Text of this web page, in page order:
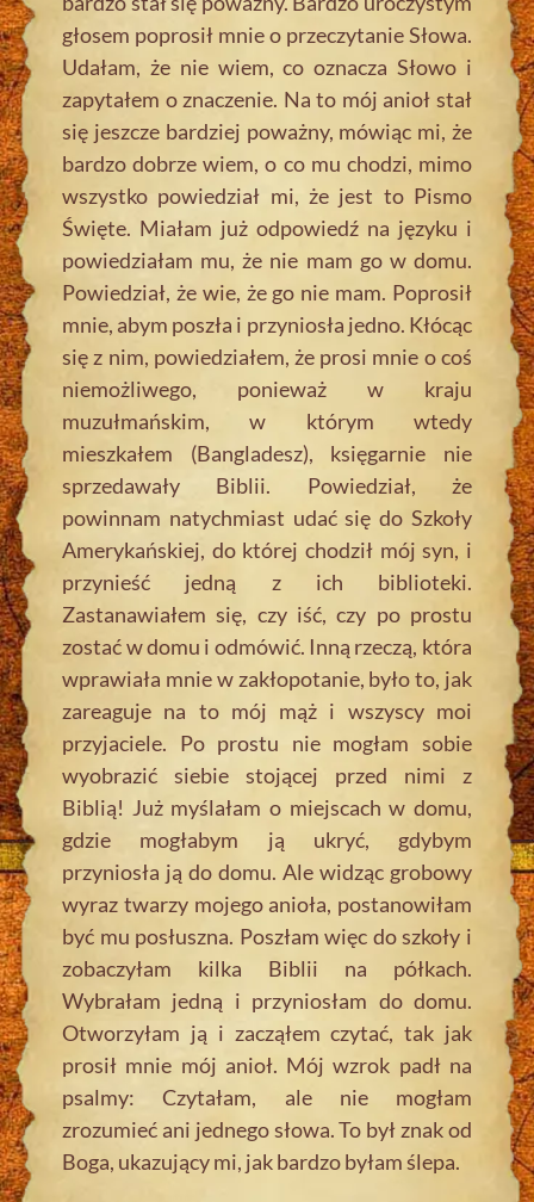
głosem poprosił mnie o przeczytanie Słowa.
Udałam, że nie wiem, co oznacza Słowo i
zapytałem o znaczenie. Na to mój anioł stał
się jeszcze bardziej poważny, mówiąc mi, że
bardzo dobrze wiem, o co mu chodzi, mimo
wszystko powiedział mi, że jest to Pismo
Święte. Miałam już odpowiedź na języku i
powiedziałam mu, że nie mam go w domu.
Powiedział, że wie, że go nie mam. Poprosił
mnie, abym poszła i przyniosła jedno. Kłócąc
się z nim, powiedziałem, że prosi mnie o coś
niemożliwego, ponieważ w kraju
muzułmańskim, w którym wtedy
mieszkałem (Bangladesz), księgarnie nie
sprzedawały Biblii. Powiedział, że
powinnam natychmiast udać się do Szkoły
Amerykańskiej, do której chodził mój syn, i
przynieść jedną z ich biblioteki.
Zastanawiałem się, czy iść, czy po prostu
zostać w domu i odmówić. Inną rzeczą, która
wprawiała mnie w zakłopotanie, było to, jak
zareaguje na to mój mąż i wszyscy moi
przyjaciele. Po prostu nie mogłam sobie
wyobrazić siebie stojącej przed nimi z
Biblią! Już myślałam o miejscach w domu,
gdzie mogłabym ją ukryć, gdybym
przyniosła ją do domu. Ale widząc grobowy
wyraz twarzy mojego anioła, postanowiłam
być mu posłuszna. Poszłam więc do szkoły i
zobaczyłam kilka Biblii na półkach.
Wybrałam jedną i przyniosłam do domu.
Otworzyłam ją i zacząłem czytać, tak jak
prosił mnie mój anioł. Mój wzrok padł na
psalmy: Czytałam, ale nie mogłam
zrozumieć ani jednego słowa. To był znak od
Boga, ukazujący mi, jak bardzo byłam ślepa.